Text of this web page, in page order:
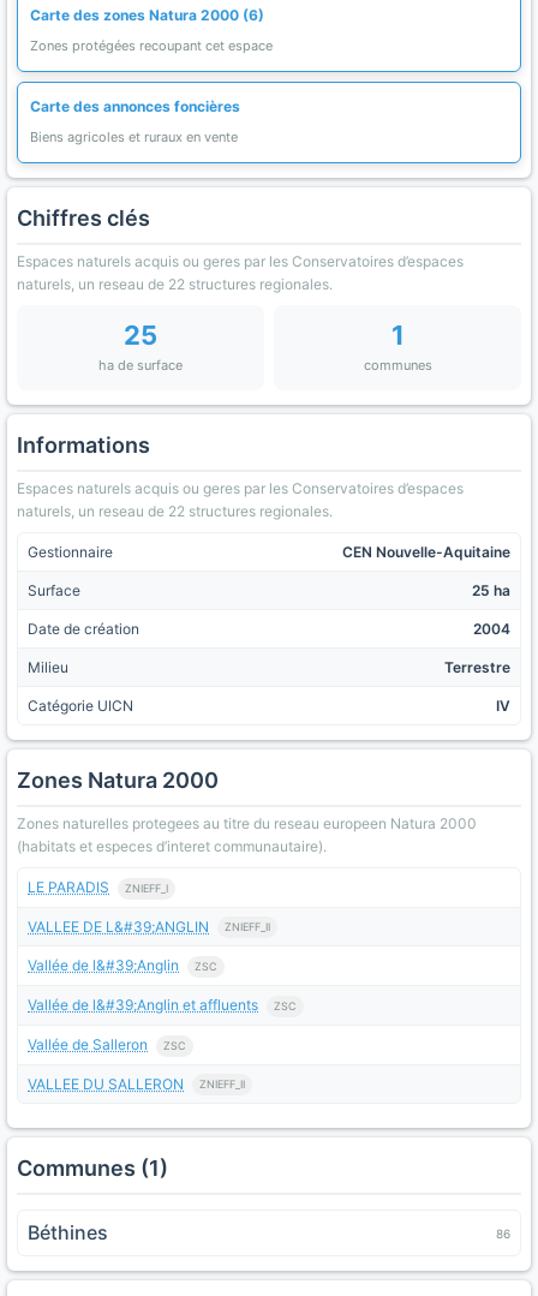
Carte des zones Natura 2000 (6)
Zones protégées recoupant cet espace
Carte des annonces foncières
Biens agricoles et ruraux en vente
Chiffres clés
Espaces naturels acquis ou geres par les Conservatoires d’espaces
naturels, un reseau de 22 structures regionales.
25
ha de surface
1
communes
Informations
Espaces naturels acquis ou geres par les Conservatoires d’espaces
naturels, un reseau de 22 structures regionales.
Gestionnaire CEN Nouvelle-Aquitaine
Surface 25 ha
Date de création 2004
Milieu Terrestre
Catégorie UICN IV
Zones Natura 2000
Zones naturelles protegees au titre du reseau europeen Natura 2000
(habitats et especes d’interet communautaire).
LE PARADIS ZNIEFF_I
VALLEE DE L&#39;ANGLIN ZNIEFF_II
Vallée de l&#39;Anglin ZSC
Vallée de l&#39;Anglin et affluents ZSC
Vallée de Salleron ZSC
VALLEE DU SALLERON ZNIEFF_II
Communes (1)
Béthines 86